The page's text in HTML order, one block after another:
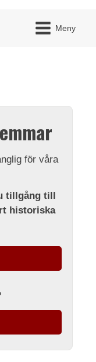
Meny
för våra
tillgång till
historiska